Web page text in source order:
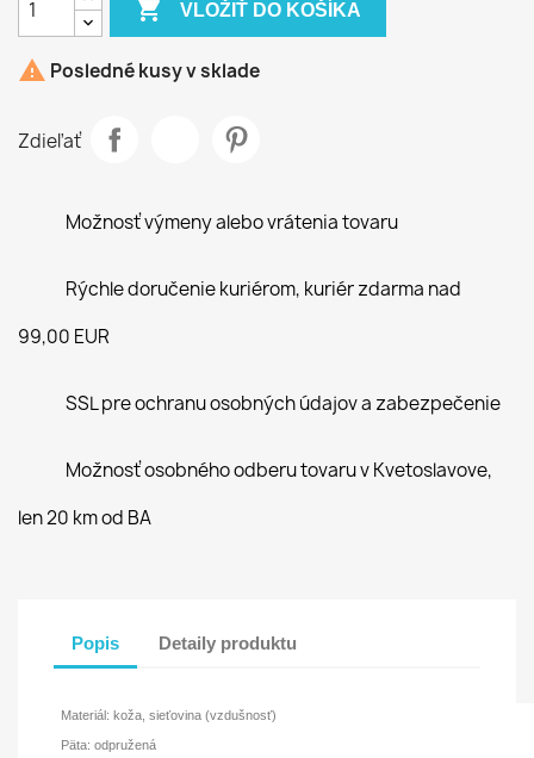
 VLOŽIŤ DO KOŠÍKA
 Posledné kusy v sklade
Zdieľať
Možnosť výmeny alebo vrátenia tovaru
Rýchle doručenie kuriérom, kuriér zdarma nad
99,00 EUR
SSL pre ochranu osobných údajov a zabezpečenie
Možnosť osobného odberu tovaru v Kvetoslavove,
len 20 km od BA
Popis Detaily produktu
Materiál: koža, sieťovina (vzdušnosť)
Päta: odpružená